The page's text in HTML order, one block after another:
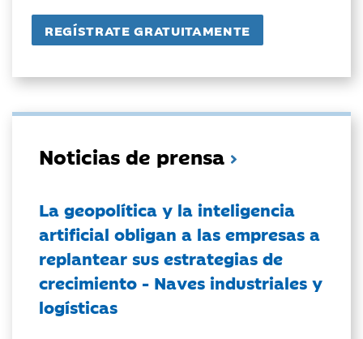
Noticias de prensa
La geopolítica y la inteligencia
artificial obligan a las empresas a
replantear sus estrategias de
crecimiento - Naves industriales y
logísticas